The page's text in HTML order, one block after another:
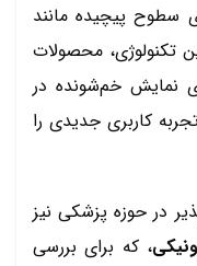
سطوح پیچیده مانند
تکنولوژی، محصولات
نمایش خم‌شونده در
کاربری جدیدی را
در حوزه پزشکی نیز
، که برای بررسی